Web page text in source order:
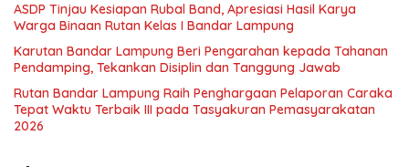
ASDP Tinjau Kesiapan Rubal Band, Apresiasi Hasil Karya
Warga Binaan Rutan Kelas I Bandar Lampung
Karutan Bandar Lampung Beri Pengarahan kepada Tahanan
Pendamping, Tekankan Disiplin dan Tanggung Jawab
Rutan Bandar Lampung Raih Penghargaan Pelaporan Caraka
Tepat Waktu Terbaik III pada Tasyakuran Pemasyarakatan
2026